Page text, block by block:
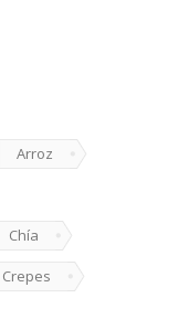
Arroz
Chía
Crepes